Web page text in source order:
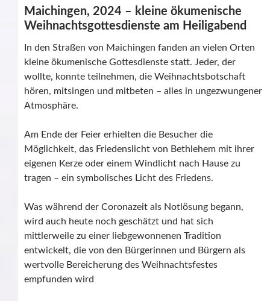
Maichingen, 2024 – kleine ökumenische
Weihnachtsgottesdienste am Heiligabend
In den Straßen von Maichingen fanden an vielen Orten
kleine ökumenische Gottesdienste statt. Jeder, der
wollte, konnte teilnehmen, die Weihnachtsbotschaft
hören, mitsingen und mitbeten – alles in ungezwungener
Atmosphäre.
Am Ende der Feier erhielten die Besucher die
Möglichkeit, das Friedenslicht von Bethlehem mit ihrer
eigenen Kerze oder einem Windlicht nach Hause zu
tragen – ein symbolisches Licht des Friedens.
Was während der Coronazeit als Notlösung begann,
wird auch heute noch geschätzt und hat sich
mittlerweile zu einer liebgewonnenen Tradition
entwickelt, die von den Bürgerinnen und Bürgern als
wertvolle Bereicherung des Weihnachtsfestes
empfunden wird